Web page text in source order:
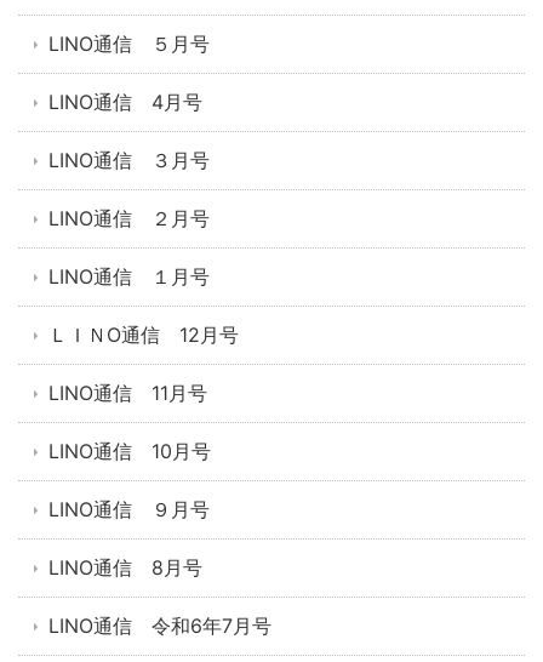
LINO通信 ５月号
LINO通信 4月号
LINO通信 ３月号
LINO通信 ２月号
LINO通信 １月号
ＬＩＮO通信 12月号
LINO通信 11月号
LINO通信 10月号
LINO通信 ９月号
LINO通信 8月号
LINO通信 令和6年7月号